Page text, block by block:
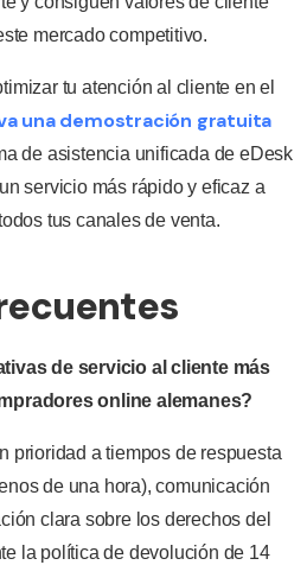
mercado competitivo.
tu atención al cliente en el
una demostración gratuita
de asistencia unificada de eDesk
servicio más rápido y eficaz a
tus canales de venta.
de servicio al cliente más
online alemanes?
prioridad a tiempos de respuesta
de una hora), comunicación
clara sobre los derechos del
la política de devolución de 14